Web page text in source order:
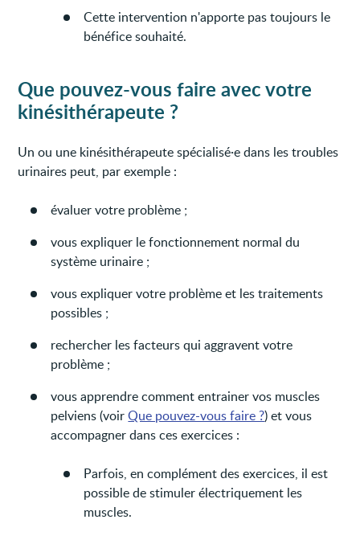
Cette intervention n'apporte pas toujours le
bénéfice souhaité.
Que pouvez-vous faire avec votre
kinésithérapeute ?
Un ou une kinésithérapeute spécialisé·e dans les troubles
urinaires peut, par exemple :
évaluer votre problème ;
vous expliquer le fonctionnement normal du
système urinaire ;
vous expliquer votre problème et les traitements
possibles ;
rechercher les facteurs qui aggravent votre
problème ;
vous apprendre comment entrainer vos muscles
pelviens (voirQue pouvez-vous faire ?) et vous
accompagner dans ces exercices :
Parfois, en complément des exercices, il est
possible de stimuler électriquement les
muscles.